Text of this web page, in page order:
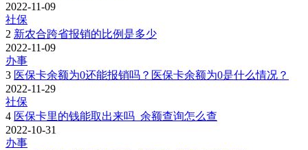
2022-11-09
社保
2 新农合跨省报销的比例是多少
2022-11-09
办事
3 医保卡余额为0还能报销吗？医保卡余额为0是什么情况？
2022-11-29
社保
4 医保卡里的钱能取出来吗_余额查询怎么查
2022-10-31
办事